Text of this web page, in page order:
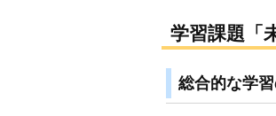
学習課題「
総合的な学